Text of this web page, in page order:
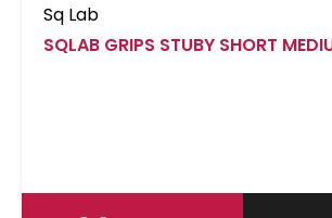
Sq Lab
SQLAB GRIPS STUBY SHORT